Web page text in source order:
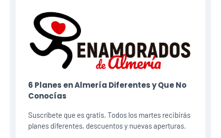
6 Planes​ en Almería Diferentes y Que No
Conocías
Suscríbete que es gratis. Todos los martes recibirás
planes diferentes, descuentos y nuevas aperturas.